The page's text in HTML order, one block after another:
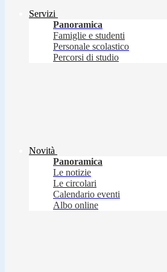
Servizi
Panoramica
Famiglie e studenti
Personale scolastico
Percorsi di studio
Novità
Panoramica
Le notizie
Le circolari
Calendario eventi
Albo online